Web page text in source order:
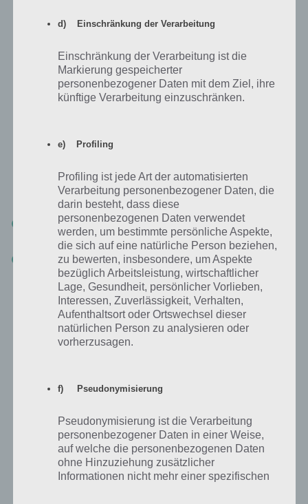
Beim Winter 2015 Event kannst du mit deinen
Springfield EA
Wenn du nicht genügend Freunde oder Nachbarn in der App
Simpsons Springfield haben solltest (oder diese sind inaktiv
entsprechenden Beitrag deinen EA-Namen hinterlegen oder du
gehen. Dadurch bekommst du zahlreiche aktive Spieler von
Simpsons Springfield.
Trete unsere Facebook Gruppe bei, um Fragen zu stellen und
neue Nachbarn zu finden!
Neue Nachbarn und Freunde finden ->Hinterlasse deine Origin
ID / EA Namen in den Kommentaren
Tipps zum neuen Simpsons Springfield
Springfield Event. Wir werden diese dabei immer wieder ergänzen,
wenn du Geschenke bei Freunden platziert bzw. beim Haus der
Simpsons öffnet.
Böse oder Lieb: Wofür sollte ich mich beim
d) Einschränkung der Verarbeitung
Einschränkung der Verarbeitung ist die
Markierung gespeicherter
personenbezogener Daten mit dem Ziel, ihre
künftige Verarbeitung einzuschränken.
e) Profiling
Profiling ist jede Art der automatisierten
Verarbeitung personenbezogener Daten, die
darin besteht, dass diese
personenbezogenen Daten verwendet
werden, um bestimmte persönliche Aspekte,
die sich auf eine natürliche Person beziehen,
zu bewerten, insbesondere, um Aspekte
bezüglich Arbeitsleistung, wirtschaftlicher
Lage, Gesundheit, persönlicher Vorlieben,
Interessen, Zuverlässigkeit, Verhalten,
Aufenthaltsort oder Ortswechsel dieser
natürlichen Person zu analysieren oder
vorherzusagen.
f) Pseudonymisierung
Pseudonymisierung ist die Verarbeitung
personenbezogener Daten in einer Weise,
auf welche die personenbezogenen Daten
ohne Hinzuziehung zusätzlicher
Informationen nicht mehr einer spezifischen